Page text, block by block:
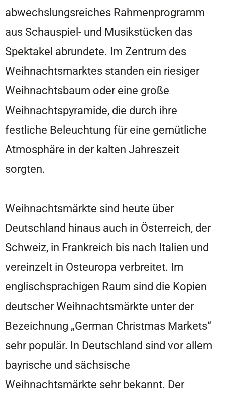
abwechslungsreiches Rahmenprogramm
aus Schauspiel- und Musikstücken das
Spektakel abrundete. Im Zentrum des
Weihnachtsmarktes standen ein riesiger
Weihnachtsbaum oder eine große
Weihnachtspyramide, die durch ihre
festliche Beleuchtung für eine gemütliche
Atmosphäre in der kalten Jahreszeit
sorgten.
Weihnachtsmärkte sind heute über
Deutschland hinaus auch in Österreich, der
Schweiz, in Frankreich bis nach Italien und
vereinzelt in Osteuropa verbreitet. Im
englischsprachigen Raum sind die Kopien
deutscher Weihnachtsmärkte unter der
Bezeichnung „German Christmas Markets“
sehr populär. In Deutschland sind vor allem
bayrische und sächsische
Weihnachtsmärkte sehr bekannt. Der